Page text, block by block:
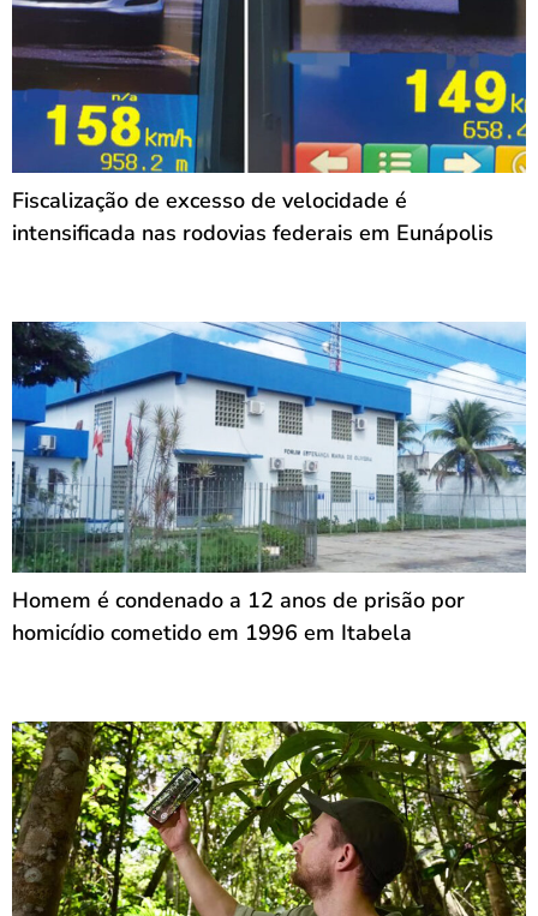
Fiscalização de excesso de velocidade é
intensificada nas rodovias federais em Eunápolis
Homem é condenado a 12 anos de prisão por
homicídio cometido em 1996 em Itabela